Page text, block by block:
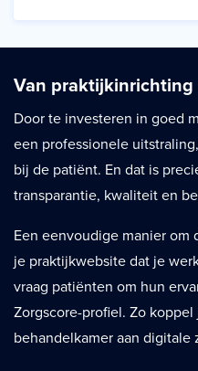
Van
Door te investeren in goed
een professionele
bij de patiënt. En dat is
transparantie, kwaliteit en
Een eenvoudige manier om
je praktijkwebsite dat je
vraag patiënten om hun
Zorgscore-profiel. Zo
behandelkamer aan digitale